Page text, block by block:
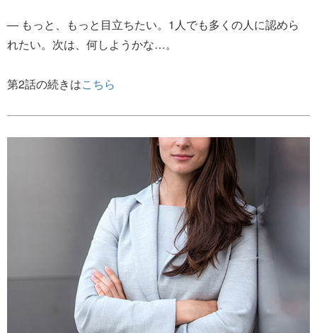
― もっと、もっと目立ちたい。1人でも多くの人に認めら
れたい。次は、何しようかな…。
第2話の続きはこちら